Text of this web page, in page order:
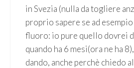
in Svezia (nulla da togliere
proprio sapere se ad
fluoro: io pure quello dovrei
quando ha 6 mesi(ora ne ha
dando, anche perchè chiedo